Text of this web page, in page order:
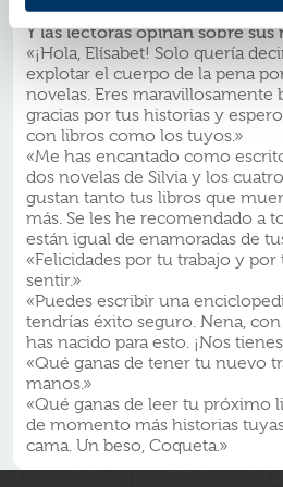
In Touch
Y las lectoras opinan sobre sus
«¡Hola, Elísabet! Solo quería
explotar el cuerpo de la pena
novelas. Eres maravillosamente
gracias por tus historias y
con libros como los tuyos.»
«Me has encantado como
dos novelas de Silvia y los
gustan tanto tus libros que
más. Se les he recomendado a
están igual de enamoradas de
«Felicidades por tu trabajo y
sentir.»
«Puedes escribir una
tendrías éxito seguro. Nena,
has nacido para esto. ¡Nos
«Qué ganas de tener tu nuevo
manos.»
«Qué ganas de leer tu próximo
de momento más historias
cama. Un beso, Coqueta.»